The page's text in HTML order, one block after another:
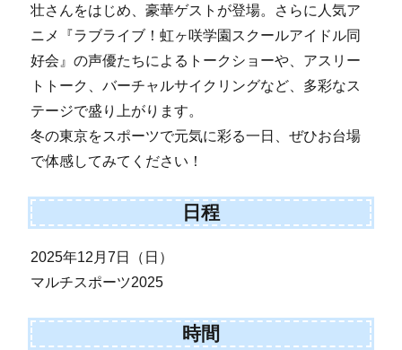
壮さんをはじめ、豪華ゲストが登場。さらに人気ア
ニメ『ラブライブ！虹ヶ咲学園スクールアイドル同
好会』の声優たちによるトークショーや、アスリー
トトーク、バーチャルサイクリングなど、多彩なス
テージで盛り上がります。
冬の東京をスポーツで元気に彩る一日、ぜひお台場
で体感してみてください！
日程
2025年12月7日（日）
マルチスポーツ2025
時間